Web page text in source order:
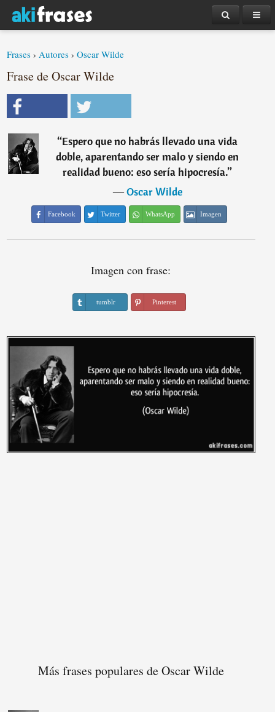
Frases ›Autores ›Oscar Wilde
Frase de Oscar Wilde
“Espero que no habrás llevado una vida
doble, aparentando ser malo y siendo en
realidad bueno: eso sería hipocresía.”
―Oscar Wilde
Facebook Twitter WhatsApp Imagen
Imagen con frase:
tumblr Pinterest
Más frases populares de Oscar Wilde